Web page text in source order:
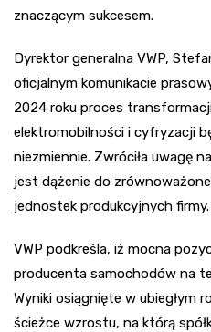
znaczącym sukcesem.
Dyrektor generalna VWP,
oficjalnym komunikacie
2024 roku proces
elektromobilności i cyfryzacji
niezmiennie. Zwróciła uwagę
jest dążenie do
jednostek produkcyjnych firmy.
VWP podkreśla, iż mocna
producenta samochodów na
Wyniki osiągnięte w ubiegłym
ścieżce wzrostu, na którą